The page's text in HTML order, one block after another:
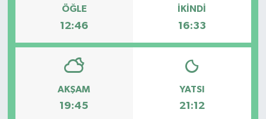
ÖĞLE
12:46
İKINDI
16:33
AKŞAM
19:45
YATSI
21:12